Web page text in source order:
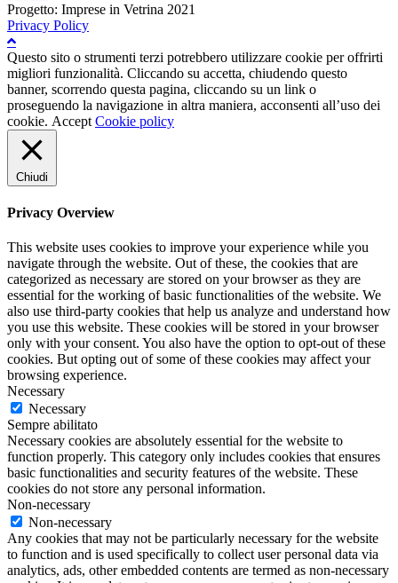
Progetto: Imprese in Vetrina 2021
Privacy Policy
Questo sito o strumenti terzi potrebbero utilizzare cookie per offrirti
migliori funzionalità. Cliccando su accetta, chiudendo questo
banner, scorrendo questa pagina, cliccando su un link o
proseguendo la navigazione in altra maniera, acconsenti all’uso dei
cookie. Accept Cookie policy
Chiudi
Privacy Overview
This website uses cookies to improve your experience while you
navigate through the website. Out of these, the cookies that are
categorized as necessary are stored on your browser as they are
essential for the working of basic functionalities of the website. We
also use third-party cookies that help us analyze and understand how
you use this website. These cookies will be stored in your browser
only with your consent. You also have the option to opt-out of these
cookies. But opting out of some of these cookies may affect your
browsing experience.
Necessary
Necessary
Sempre abilitato
Necessary cookies are absolutely essential for the website to
function properly. This category only includes cookies that ensures
basic functionalities and security features of the website. These
cookies do not store any personal information.
Non-necessary
Non-necessary
Any cookies that may not be particularly necessary for the website
to function and is used specifically to collect user personal data via
analytics, ads, other embedded contents are termed as non-necessary